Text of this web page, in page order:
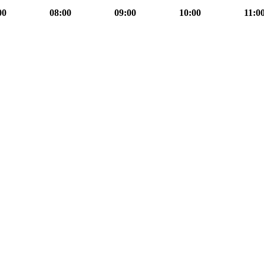
08:00 09:00 10:00